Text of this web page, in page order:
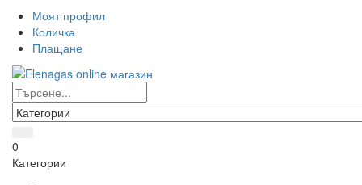
Моят профил
Количка
Плащане
0
Категории